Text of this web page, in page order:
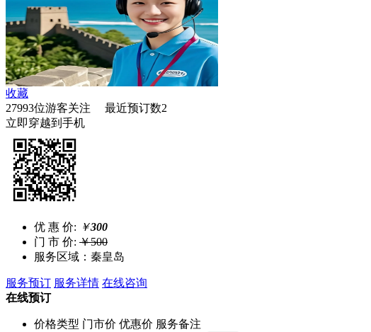
收藏
27993位游客关注 最近预订数2
立即穿越到手机
优 惠 价: ￥300
门 市 价: ￥500
服务区域：秦皇岛
服务预订 服务详情 在线咨询
在线预订
价格类型 门市价 优惠价 服务备注